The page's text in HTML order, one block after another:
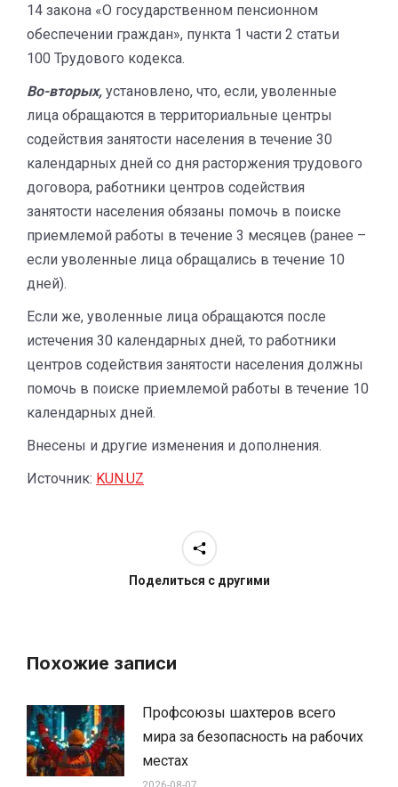
14 закона «О государственном пенсионном
обеспечении граждан», пункта 1 части 2 статьи
100 Трудового кодекса.
Во-вторых, установлено, что, если, уволенные
лица обращаются в территориальные центры
содействия занятости населения в течение 30
календарных дней со дня расторжения трудового
договора, работники центров содействия
занятости населения обязаны помочь в поиске
приемлемой работы в течение 3 месяцев (ранее –
если уволенные лица обращались в течение 10
дней).
Если же, уволенные лица обращаются после
истечения 30 календарных дней, то работники
центров содействия занятости населения должны
помочь в поиске приемлемой работы в течение 10
календарных дней.
Внесены и другие изменения и дополнения.
Источник: KUN.UZ
Поделиться с другими
Похожие записи
Профсоюзы шахтеров всего
мира за безопасность на рабочих
местах